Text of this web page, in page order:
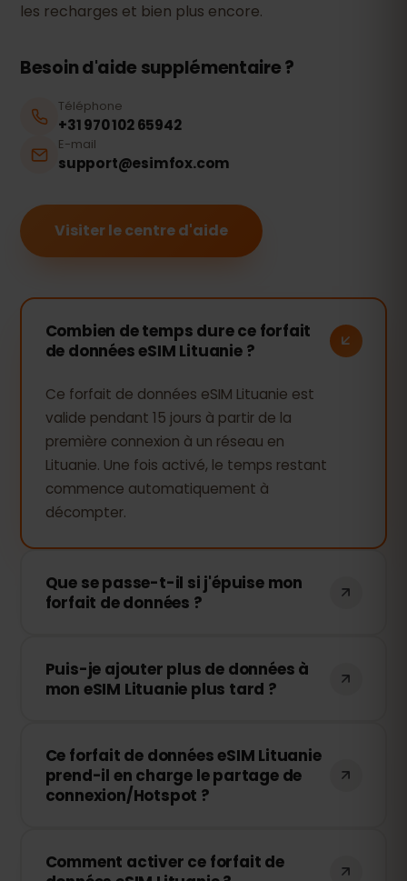
les recharges et bien plus encore.
Besoin d'aide supplémentaire ?
Téléphone
+31 970 102 65942
E-mail
support@esimfox.com
Visiter le centre d'aide
Combien de temps dure ce forfait
de données eSIM Lituanie ?
Ce forfait de données eSIM Lituanie est
valide pendant 15 jours à partir de la
première connexion à un réseau en
Lituanie. Une fois activé, le temps restant
commence automatiquement à
décompter.
Que se passe-t-il si j'épuise mon
forfait de données ?
connexion sera interrompue. Vous
pouvez facilement recharger votre eSIM
Puis-je ajouter plus de données à
mon eSIM Lituanie plus tard ?
supplémentaires à tout moment sans
réinstaller votre eSIM. Il vous suffit
d'accéder à votre compte et de choisir
Ce forfait de données eSIM Lituanie
prend-il en charge le partage de
connexion/Hotspot ?
connexion mobile en mode Hotspot avec
Comment activer ce forfait de